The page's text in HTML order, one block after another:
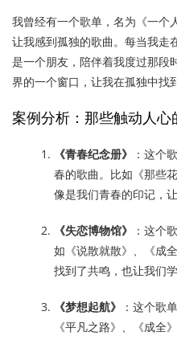
我曾经有一个歌单，名为《一个
让我感到孤独的歌曲。每当我走
是一个朋友，陪伴着我度过那段
界的一个窗口，让我在孤独中找
案例分析：那些触动人心
《青春纪念册》
：这个
春的歌曲。比如《那些
像是我们青春的印记，
《失恋博物馆》
：这个
如《说散就散》、《成
找到了共鸣，也让我们
《梦想起航》
：这个歌
《平凡之路》、《成全